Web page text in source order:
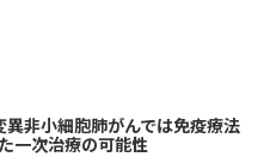
異非小細胞肺がんでは免疫療法
一次治療の可能性